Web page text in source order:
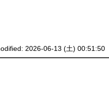
2026-06-13 (土) 00:51:50